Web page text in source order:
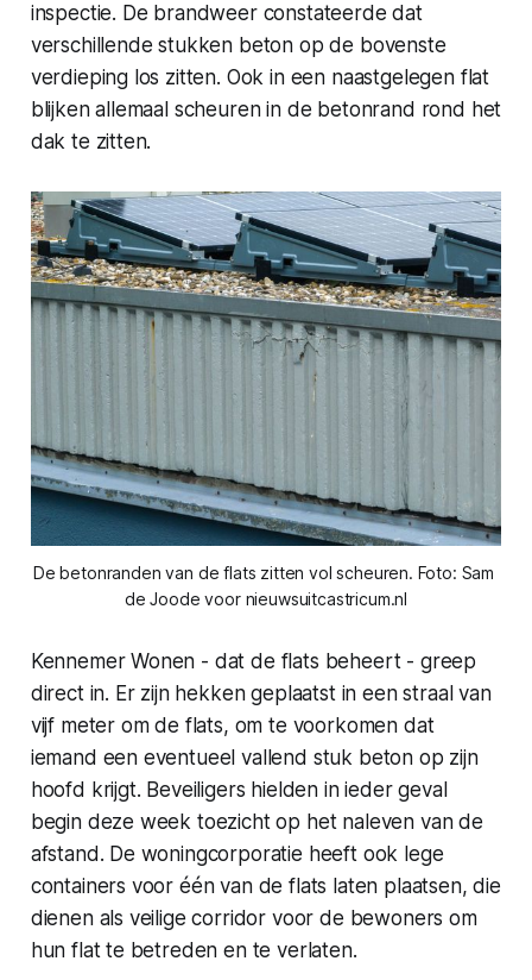
inspectie. De brandweer constateerde dat
verschillende stukken beton op de bovenste
verdieping los zitten. Ook in een naastgelegen flat
blijken allemaal scheuren in de betonrand rond het
dak te zitten.
De betonranden van de flats zitten vol scheuren. Foto: Sam
de Joode voor nieuwsuitcastricum.nl
Kennemer Wonen - dat de flats beheert - greep
direct in. Er zijn hekken geplaatst in een straal van
vijf meter om de flats, om te voorkomen dat
iemand een eventueel vallend stuk beton op zijn
hoofd krijgt. Beveiligers hielden in ieder geval
begin deze week toezicht op het naleven van de
afstand. De woningcorporatie heeft ook lege
containers voor één van de flats laten plaatsen, die
dienen als veilige corridor voor de bewoners om
hun flat te betreden en te verlaten.